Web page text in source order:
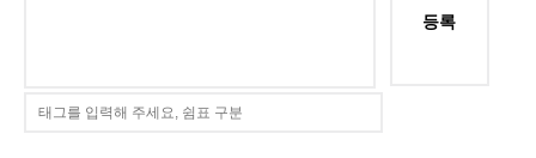
등록